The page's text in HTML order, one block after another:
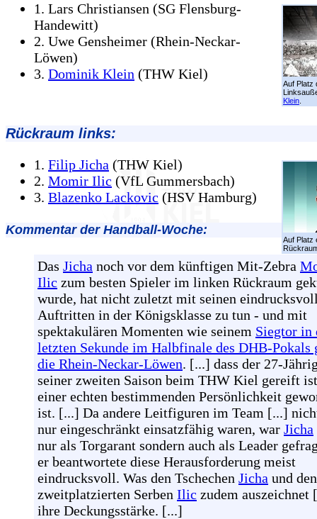
Auf Platz
Klein
1. Lars Christiansen (SG Flensburg-
Handewitt)
2. Uwe Gensheimer (Rhein-Neckar-
Löwen)
3. Dominik Klein (THW Kiel)
Rückraum links:
Auf Platz
1. Filip Jicha (THW Kiel)
2. Momir Ilic (VfL Gummersbach)
3. Blazenko Lackovic (HSV Hamburg)
Kommentar der Handball-Woche:
Das Jicha noch vor dem künftigen Mit-Zebra
Ilic zum besten Spieler im linken Rückraum
wurde, hat nicht zuletzt mit seinen
Auftritten in der Königsklasse zu tun - und mit
spektakulären Momenten wie seinem Siegtor in
letzten Sekunde im Halbfinale des DHB-Pokals
die Rhein-Neckar-Löwen. [...] dass der 27-
seiner zweiten Saison beim THW Kiel gereift
einer echten bestimmenden Persönlichkeit
ist. [...] Da andere Leitfiguren im Team [...]
nur eingeschränkt einsatzfähig waren, war Jicha
nur als Torgarant sondern auch als Leader
er beantwortete diese Herausforderung meist
eindrucksvoll. Was den Tschechen Jicha und den
zweitplatzierten Serben Ilic zudem auszeichnet
ihre Deckungsstärke. [...]